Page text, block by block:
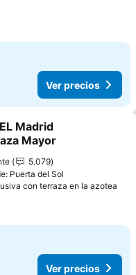
Ver precios
a favoritos
Madrid
Mayor
5.079
Puerta del Sol
con terraza en la azotea
Ver precios